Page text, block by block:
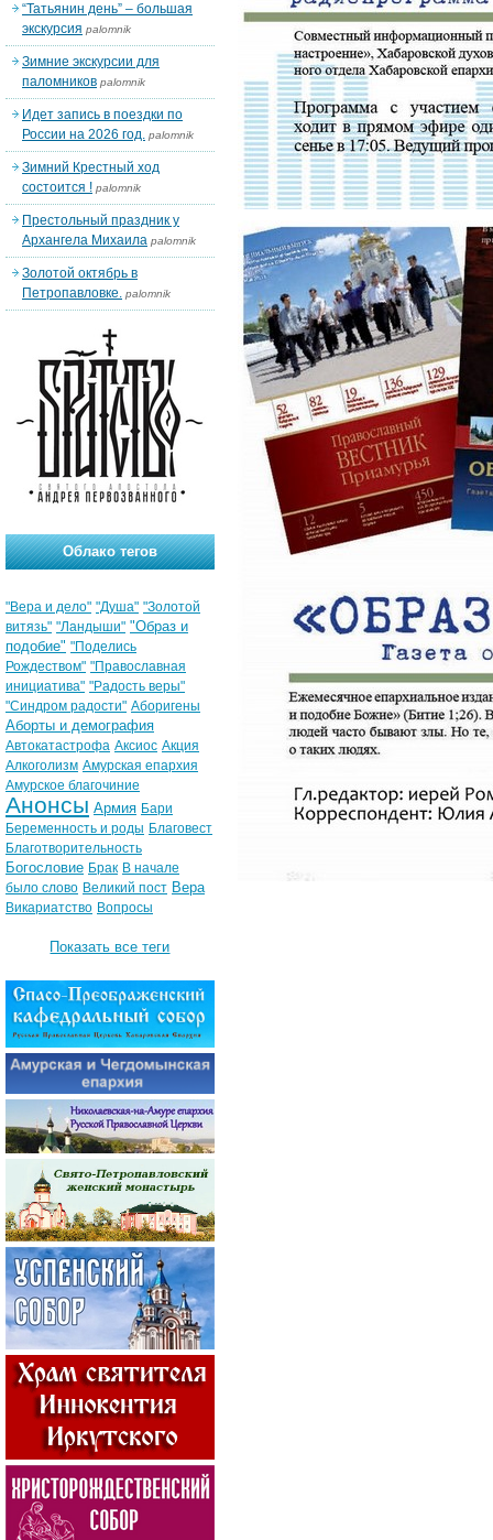
“Татьянин день” – большая
экскурсия palomnik
Зимние экскурсии для
паломников palomnik
Идет запись в поездки по
России на 2026 год. palomnik
Зимний Крестный ход
состоится ! palomnik
Престольный праздник у
Архангела Михаила palomnik
Золотой октябрь в
Петропавловке. palomnik
Облако тегов
"Вера и дело" "Душа" "Золотой
витязь" "Ландыши" "Образ и
подобие" "Поделись
Рождеством" "Православная
инициатива" "Радость веры"
"Синдром радости" Аборигены
Аборты и демография
Автокатастрофа Аксиос Акция
Алкоголизм Амурская епархия
Амурское благочиние
Анонсы Армия Бари
Беременность и роды Благовест
Благотворительность
Богословие Брак В начале
было слово Великий пост Вера
Викариатство Вопросы
Показать все теги